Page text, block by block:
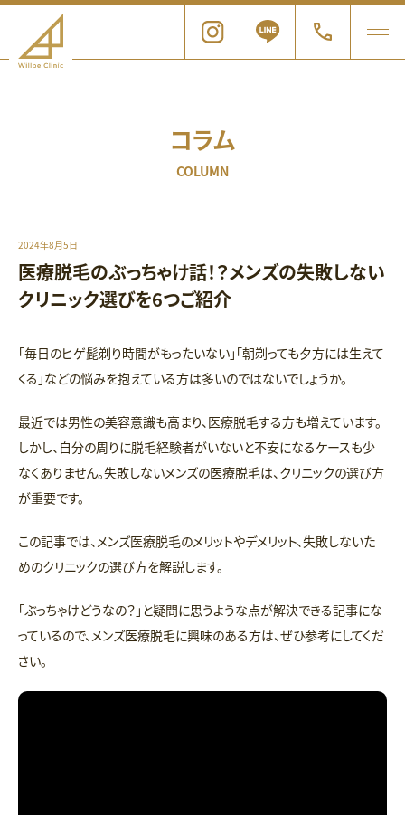
コラム
COLUMN
2024年8月5日
医療脱毛のぶっちゃけ話！？メンズの失敗しない
クリニック選びを6つご紹介
「毎日のヒゲ髭剃り時間がもったいない」「朝剃っても夕方には生えて
くる」などの悩みを抱えている方は多いのではないでしょうか。
最近では男性の美容意識も高まり、医療脱毛する方も増えています。
しかし、自分の周りに脱毛経験者がいないと不安になるケースも少
なくありません。失敗しないメンズの医療脱毛は、クリニックの選び方
が重要です。
この記事では、メンズ医療脱毛のメリットやデメリット、失敗しないた
めのクリニックの選び方を解説します。
「ぶっちゃけどうなの？」と疑問に思うような点が解決できる記事にな
っているので、メンズ医療脱毛に興味のある方は、ぜひ参考にしてくだ
さい。